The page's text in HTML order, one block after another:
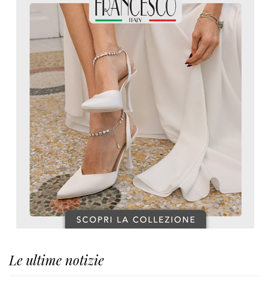
Le ultime notizie